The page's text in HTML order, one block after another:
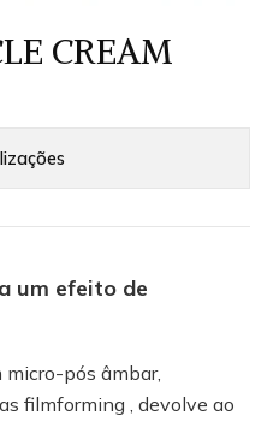
CREAM
um efeito de
micro-pós âmbar,
filmforming , devolve ao